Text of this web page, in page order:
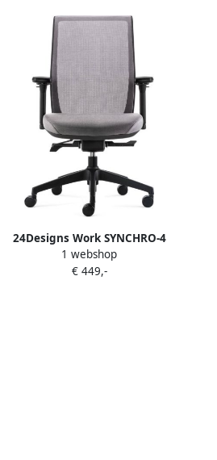
24Designs Work SYNCHRO-4
Ergonomische Bureaustoel EN1335
Grijze Stof Mesh Zwart Onderstel
1 webshop
€ 449,-